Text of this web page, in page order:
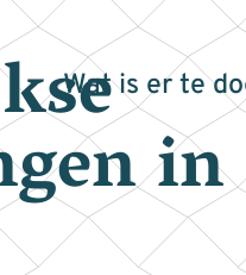
Wat is er te
in